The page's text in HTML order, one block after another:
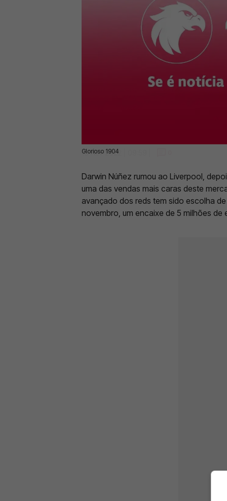
Glorioso 1904
13 Nov 2022 | 09:59 |
Darwin Núñez rumou ao Liverpool,
uma das vendas mais caras deste
avançado dos reds tem sido escolha
novembro, um encaixe de 5 milhões de